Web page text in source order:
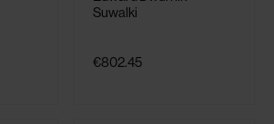
Suwalki
€802.45